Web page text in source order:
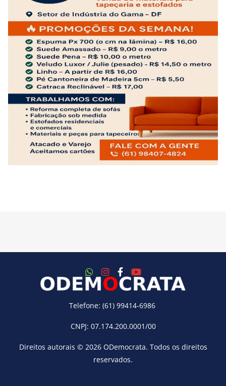
Telefone: (61) 99414-6986
CNPJ: 07.174.200.0001/00
Direitos autorais © 2026 ODemocrata. Todos os direitos
reservados.